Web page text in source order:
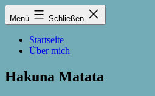
Zum
Inhalt
Lukas
Zintel-
Menü Schließen
Startseite
Über mich
Hakuna Matata